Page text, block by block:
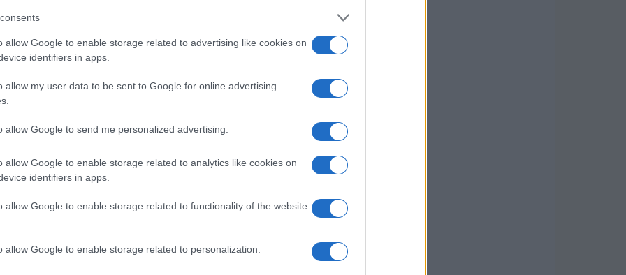
allow Google to enable storage related to advertising like cookies on
identifiers in apps.
allow my user data to be sent to Google for online advertising
allow Google to send me personalized advertising.
allow Google to enable storage related to analytics like cookies on
identifiers in apps.
allow Google to enable storage related to functionality of the website
allow Google to enable storage related to personalization.
e rifugi, uno
La scena mostra dettagli scenografici
una lampadina oscillante, superfici umide,
tra comicità e atmosfera tesa costruisce
per architetture,
dei manti e
tra la città visibile e il reticolo nascosto
intravedono bande
una narrazione che gioca con i
a contrasti cromatici e a micro-gesti
alla tradizione dello studio.